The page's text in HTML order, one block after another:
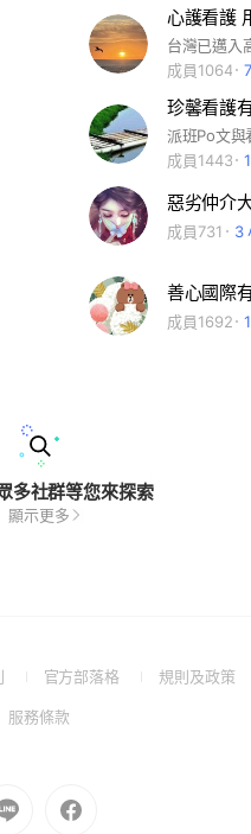
心護看護
成員1064
珍馨看護
派班Po文與
成員1443
惡劣仲介
成員731 3
善心國際
成員1692
多社群等您來探索
顯示更多
(Open
a
官方部落格
(Open規則及政策
服務條款(Open
window)
Go
to
Go
to